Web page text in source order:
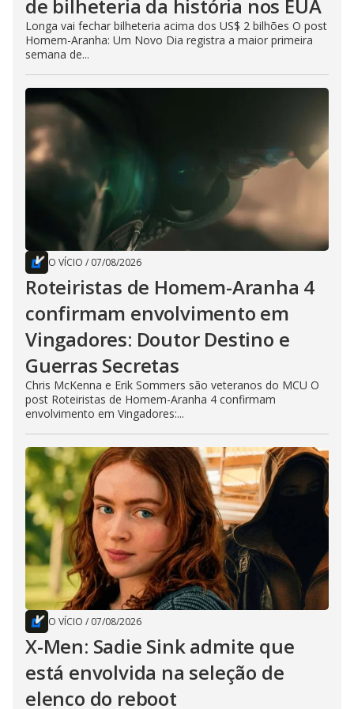
de bilheteria da história nos EUA
Longa vai fechar bilheteria acima dos US$ 2 bilhões O post
Homem-Aranha: Um Novo Dia registra a maior primeira
semana de...
O VÍCIO / 07/08/2026
Roteiristas de Homem-Aranha 4
confirmam envolvimento em
Vingadores: Doutor Destino e
Guerras Secretas
Chris McKenna e Erik Sommers são veteranos do MCU O
post Roteiristas de Homem-Aranha 4 confirmam
envolvimento em Vingadores:...
O VÍCIO / 07/08/2026
X-Men: Sadie Sink admite que
está envolvida na seleção de
elenco do reboot